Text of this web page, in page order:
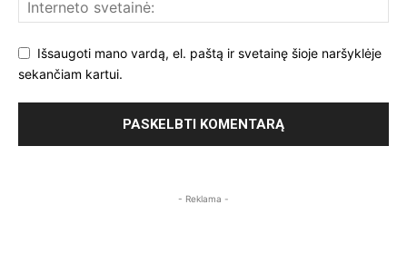
Išsaugoti mano vardą, el. paštą ir svetainę šioje naršyklėje
sekančiam kartui.
- Reklama -